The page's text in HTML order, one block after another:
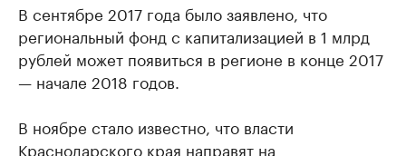
В сентябре 2017 года было заявлено, что
региональный фонд с капитализацией в 1 млрд
рублей может появиться в регионе в конце 2017
— начале 2018 годов.
В ноябре стало известно, что власти
Краснодарского края направят на